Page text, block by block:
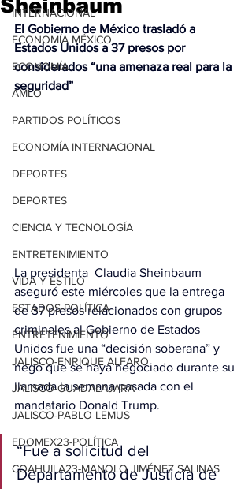
INTERNACIONAL
ECONOMÍA MÉXICO
ECONOMÍA
AMLO
PARTIDOS POLÍTICOS
ECONOMÍA INTERNACIONAL
DEPORTES
DEPORTES
CIENCIA Y TECNOLOGÍA
ENTRETENIMIENTO
VIDA Y ESTILO
ESTADOS-POLÍTICA
ENTRETENIMIENTO
JALISCO-ENRIQUE ALFARO
JALISCO-GUADALAJARA
JALISCO-PABLO LEMUS
EDOMEX23-POLÍTICA
COAHUILA23-MANOLO JIMÉNEZ SALINAS
Sheinbaum
El Gobierno de México trasladó a
Estados Unidos a 37 presos por
considerados “una amenaza real para la
seguridad”
La presidenta  Claudia Sheinbaum
aseguró este miércoles que la entrega
de 37 presos relacionados con grupos
criminales al Gobierno de Estados
Unidos fue una “decisión soberana” y
negó que se haya negociado durante su
llamada la semana pasada con el
mandatario Donald Trump.
“Fue a solicitud del
Departamento de Justicia de